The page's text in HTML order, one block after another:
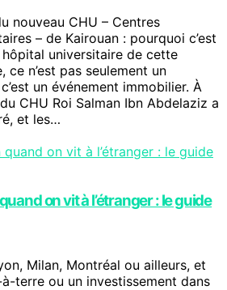
nouveau CHU – Centres
– de Kairouan : pourquoi c’est
universitaire de cette
n’est pas seulement un
un événement immobilier. À
CHU Roi Salman Ibn Abdelaziz a
et les…
on vit à l’étranger : le guide
Milan, Montréal ou ailleurs, et
à-terre ou un investissement dans